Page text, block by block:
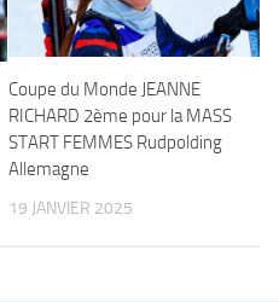
Coupe du Monde JEANNE
RICHARD 2ème pour la MASS
START FEMMES Rudpolding
Allemagne
19 JANVIER 2025